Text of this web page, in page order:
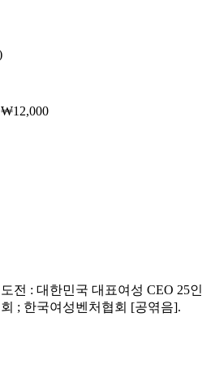
₩12,000
전 : 대한민국 대표여성 CEO 25인
; 한국여성벤처협회 [공엮음].